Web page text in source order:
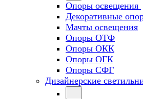
Опоры освещения
Декоративные
Мачты освещения
Опоры ОТФ
Опоры ОКК
Опоры ОГК
Опоры СФГ
Дизайнерские